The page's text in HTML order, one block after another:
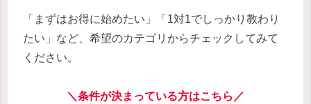
「まずはお得に始めたい」「1対1でしっかり教わり
たい」など、希望のカテゴリからチェックしてみて
ください。
＼条件が決まっている方はこちら／